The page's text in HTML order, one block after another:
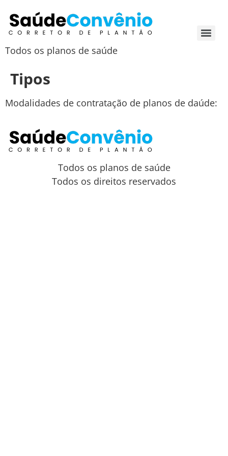
Todos os planos de saúde
Tipos
Modalidades de contratação de planos de daúde:
Todos os planos de saúde
Todos os direitos reservados